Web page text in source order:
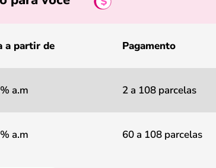
a partir de Pagamento
a.m 2 a 108 parcelas
a.m 60 a 108 parcelas